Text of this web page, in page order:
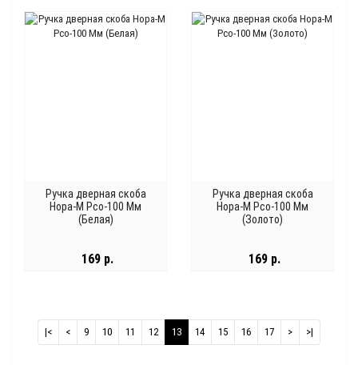
Ручка дверная скоба
Нора-М Рсо-100 Мм
(Белая)
169 р.
Ручка дверная скоба
Нора-М Рсо-100 Мм
(Золото)
169 р.
|< < 9 10 11 12 13 14 15 16 17 > >|